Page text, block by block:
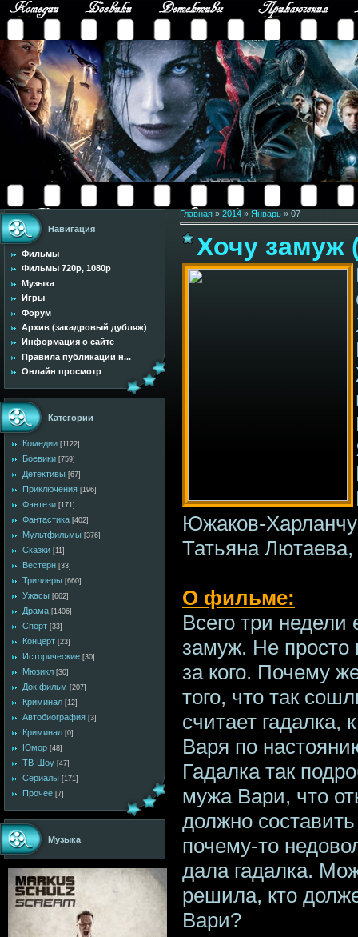
Навигация
Фильмы
Фильмы 720p, 1080p
Музыка
Игры
Форум
Архив (закадровый дубляж)
Информация о сайте
Правила публикации н...
Онлайн просмотр
Категории
Комедии [1122]
Боевики [759]
Детективы [67]
Приключения [196]
Фэнтези [171]
Фантастика [402]
Мультфильмы [376]
Сказки [11]
Вестерн [33]
Триллеры [660]
Ужасы [662]
Драма [1406]
Спорт [33]
Концерт [23]
Исторические [30]
Мюзикл [30]
Док.фильм [207]
Криминал [12]
Автобиография [3]
Криминал [0]
Юмор [48]
ТВ-Шоу [47]
Сериалы [171]
Прочее [7]
Музыка
Главная » 2014 » Январь » 07
Хочу замуж
Южаков-
Татьяна
О фильме:
Всего три
замуж. Не просто
за кого. Почему
того, что так
считает гадалка,
Варя по
Гадалка так
мужа Вари, что
должно
почему-то
дала гадалка.
решила, кто
Вари?